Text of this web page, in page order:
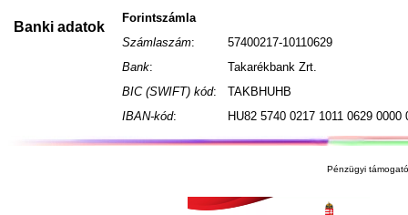
Banki adatok
Forintszámla
Számlaszám:
57400217-10110629
Bank:
Takarékbank Zrt.
BIC (SWIFT) kód:
TAKBHUHB
IBAN-kód: HU82 5740 0217 1011 0629 0000
Pénzügyi